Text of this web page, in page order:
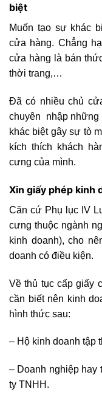
biệt
Muốn tạo sự khác
cửa hàng. Chẳng
cửa hàng là bán
thời trang,…
Đã có nhiều chủ
chuyên nhập những
khác biệt gây sự tò
kích thích khách
cưng của mình.
Xin giấy phép kinh
Căn cứ Phụ lục IV
cưng thuộc ngành
kinh doanh), cho
doanh có điều kiện.
Về thủ tục cấp giấy
cần biết nên kinh
hình thức sau:
– Hộ kinh doanh tập
– Doanh nghiệp hay
ty TNHH.